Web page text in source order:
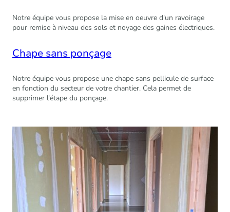
Notre équipe vous propose la mise en oeuvre d'un ravoirage
pour remise à niveau des sols et noyage des gaines électriques.
Chape sans ponçage
Notre équipe vous propose une chape sans pellicule de surface
en fonction du secteur de votre chantier. Cela permet de
supprimer l'étape du ponçage.